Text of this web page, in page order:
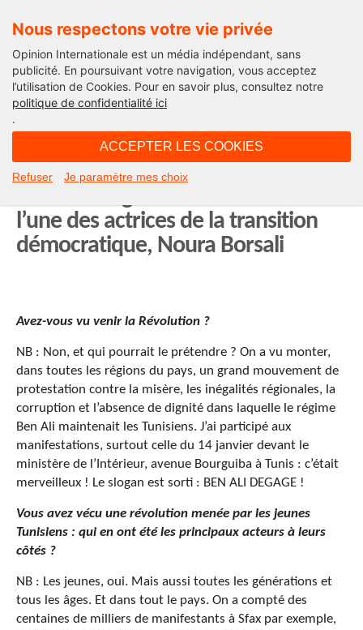
Nous respectons votre vie privée
Opinion Internationale est un média indépendant, sans
publicité. En poursuivant votre navigation, vous acceptez
l’utilisation de Cookies. Pour en savoir plus, consultez notre
politique de confidentialité ici
.
ACCEPTER LES COOKIES
Refuser Je paramètre mes choix
15 ans déjà !
« Le peuple tunisien est debout et
l’une des actrices de la transition
démocratique, Noura Borsali
Avez-vous vu venir la Révolution ?
NB : Non, et qui pourrait le prétendre ? On a vu monter,
dans toutes les régions du pays, un grand mouvement de
protestation contre la misère, les inégalités régionales, la
corruption et l’absence de dignité dans laquelle le régime
Ben Ali maintenait les Tunisiens. J’ai participé aux
manifestations, surtout celle du 14 janvier devant le
ministère de l’Intérieur, avenue Bourguiba à Tunis : c’était
merveilleux ! Le slogan est sorti : BEN ALI DEGAGE !
Vous avez vécu une révolution menée par les jeunes
Tunisiens : qui en ont été les principaux acteurs à leurs
côtés ?
NB : Les jeunes, oui. Mais aussi toutes les générations et
tous les âges. Et dans tout le pays. On a compté des
centaines de milliers de manifestants à Sfax par exemple,